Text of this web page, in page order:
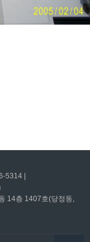
5314 |
14층 1407호(당정동,